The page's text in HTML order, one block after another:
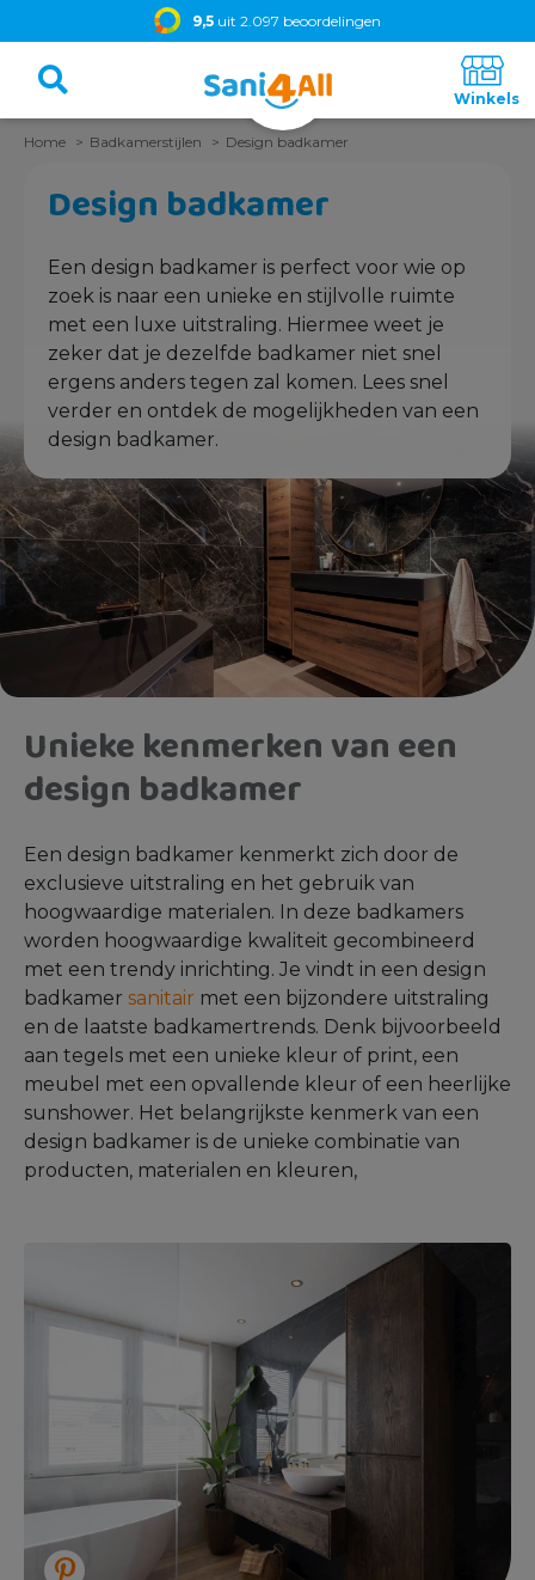
9,5 uit 2.097 beoordelingen
Home Badkamerstijlen Design badkamer
Design badkamer
Een design badkamer is perfect voor wie op
zoek is naar een unieke en stijlvolle ruimte
met een luxe uitstraling. Hiermee weet je
zeker dat je dezelfde badkamer niet snel
ergens anders tegen zal komen. Lees snel
verder en ontdek de mogelijkheden van een
design badkamer.
Unieke kenmerken van een
design badkamer
Een design badkamer kenmerkt zich door de
exclusieve uitstraling en het gebruik van
hoogwaardige materialen. In deze badkamers
worden hoogwaardige kwaliteit gecombineerd
met een trendy inrichting. Je vindt in een design
badkamer sanitair met een bijzondere uitstraling
en de laatste badkamertrends. Denk bijvoorbeeld
aan tegels met een unieke kleur of print, een
meubel met een opvallende kleur of een heerlijke
sunshower. Het belangrijkste kenmerk van een
design badkamer is de unieke combinatie van
producten, materialen en kleuren,